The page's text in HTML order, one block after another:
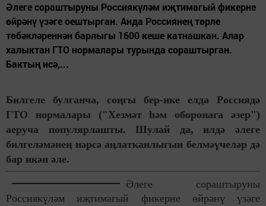
Әлеге сораштыруны Россиякүләм иҗтимагый фикерне
өйрәнү үзәге оештырган. Анда Россиянең төрле
төбәкләреннән барлыгы 1600 кеше катнашкан. Алар
халыктан ГТО нормалары турында сораштырган.
Бактың исә,...
Билгеле булганча, соңгы бер-ике елда Россиядә
ГТО нормалары ("Хезмәт һәм оборонага әзер")
аеруча популярлашты. Шулай да, илдә әлеге
билгеләмәнең нәрсә аңлатканлыгын белмәүчеләр дә
бар икән әле.
Әлеге сораштыруны
Россиякүләм иҗтимагый фикерне өйрәнү үзәге